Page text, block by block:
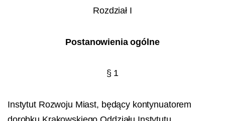
Rozdział I
Postanowienia ogólne
§ 1
Instytut Rozwoju Miast, będący kontynuatorem